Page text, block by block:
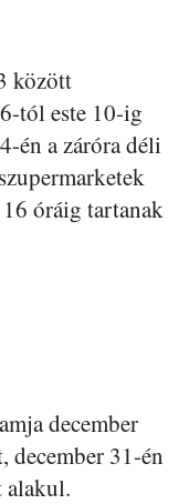
között
tól este 10-ig
én a záróra déli
óráig tartanak
december
december 31-én
alakul.